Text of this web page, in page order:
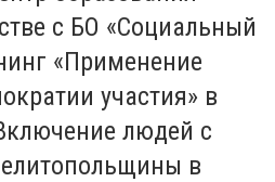
с БО «Социальный
«Применение
участия» в
людей с
в